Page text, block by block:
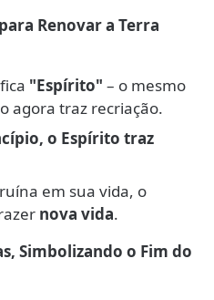
Renovar a Terra
"Espírito" – o mesmo
agora traz recriação.
o Espírito traz
em sua vida, o
nova vida.
Simbolizando o Fim do